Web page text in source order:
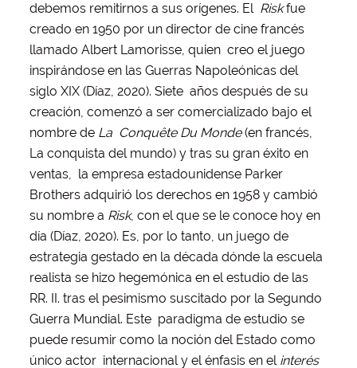
debemos remitirnos a sus orígenes. El Riskfue
creado en 1950 por un director de cine francés
llamado Albert Lamorisse, quien creo el juego
inspirándose en las Guerras Napoleónicas del
siglo XIX (Díaz, 2020). Siete años después de su
creación, comenzó a ser comercializado bajo el
nombre de La Conquête Du Monde(en francés,
La conquista del mundo) y tras su gran éxito en
ventas, la empresa estadounidense Parker
Brothers adquirió los derechos en 1958 y cambió
su nombre a Risk, con el que se le conoce hoy en
día (Díaz, 2020). Es, por lo tanto, un juego de
estrategia gestado en la década dónde la escuela
realista se hizo hegemónica en el estudio de las
RR. II. tras el pesimismo suscitado por la Segundo
Guerra Mundial. Este paradigma de estudio se
puede resumir como la noción del Estado como
único actor internacional y el énfasis en el interés